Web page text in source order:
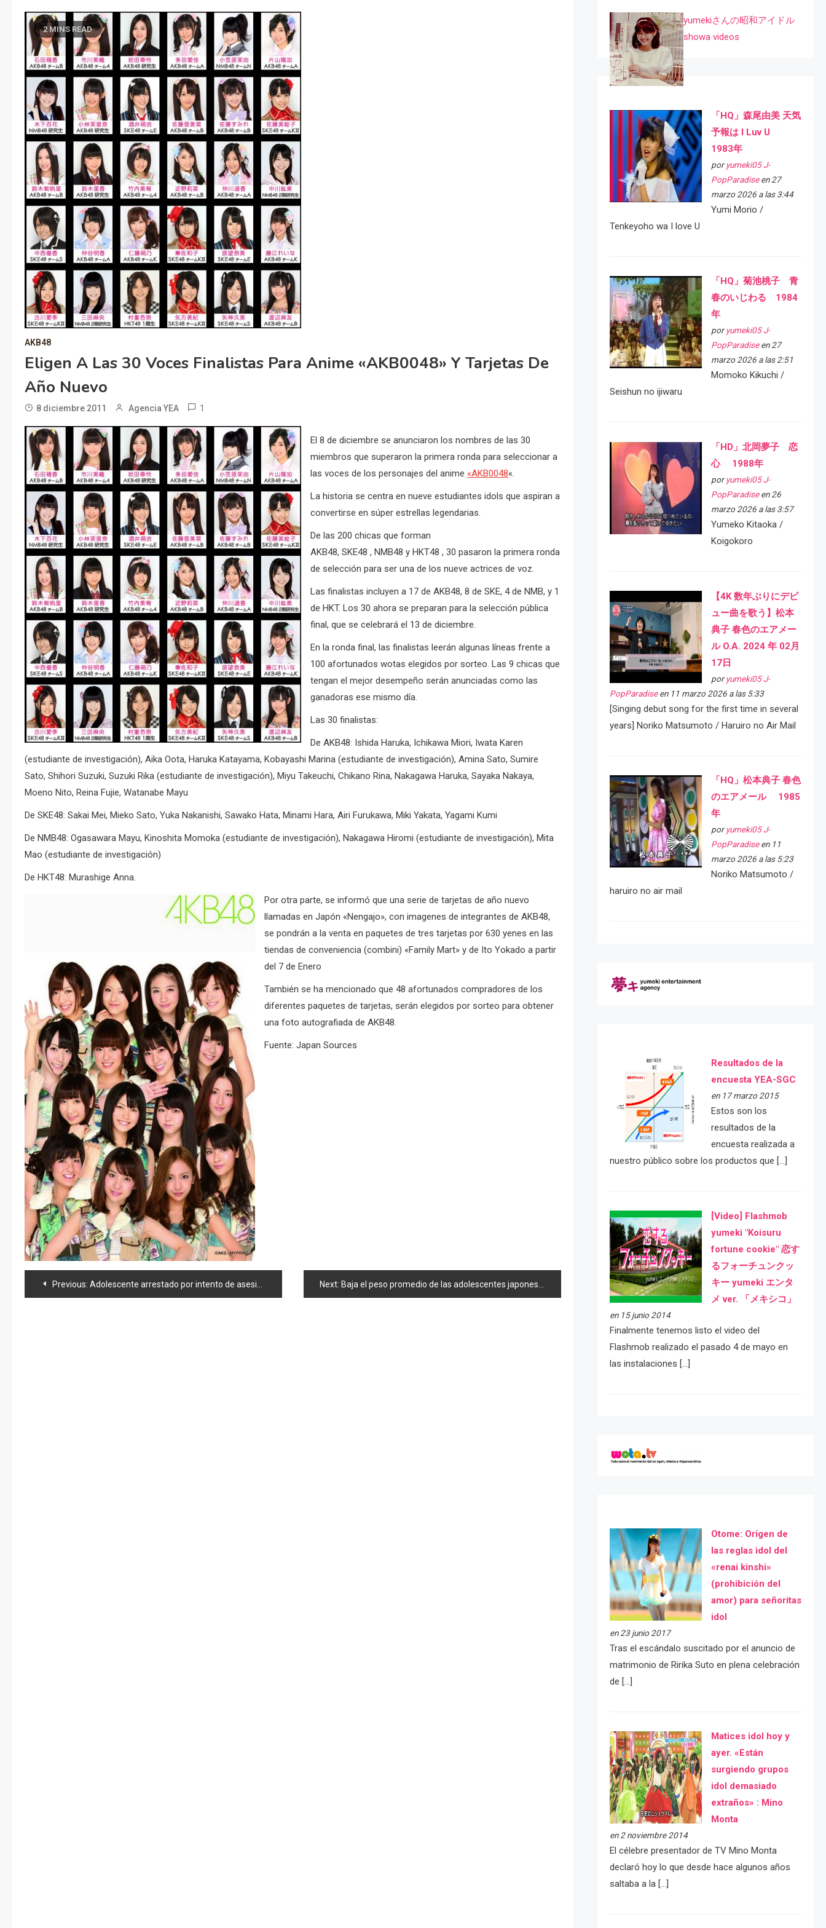
2 MINS READ
AKB48
Eligen A Las 30 Voces Finalistas Para Anime «AKB0048» Y Tarjetas De
Año Nuevo
8 diciembre 2011 Agencia YEA 1
El 8 de diciembre se anunciaron los nombres de las 30
miembros que superaron la primera ronda para seleccionar a
las voces de los personajes del anime «AKB0048«.
La historia se centra en nueve estudiantes idols que aspiran a
convertirse en súper estrellas legendarias.
De las 200 chicas que forman
AKB48, SKE48 , NMB48 y HKT48 , 30 pasaron la primera ronda
de selección para ser una de los nueve actrices de voz.
Las finalistas incluyen a 17 de AKB48, 8 de SKE, 4 de NMB, y 1
de HKT. Los 30 ahora se preparan para la selección pública
final, que se celebrará el 13 de diciembre.
En la ronda final, las finalistas leerán algunas líneas frente a
100 afortunados wotas elegidos por sorteo. Las 9 chicas que
tengan el mejor desempeño serán anunciadas como las
ganadoras ese mismo día.
Las 30 finalistas:
De AKB48: Ishida Haruka, Ichikawa Miori, Iwata Karen
(estudiante de investigación), Aika Oota, Haruka Katayama, Kobayashi Marina (estudiante de investigación), Amina Sato, Sumire
Sato, Shihori Suzuki, Suzuki Rika (estudiante de investigación), Miyu Takeuchi, Chikano Rina, Nakagawa Haruka, Sayaka Nakaya,
Moeno Nito, Reina Fujie, Watanabe Mayu
De SKE48: Sakai Mei, Mieko Sato, Yuka Nakanishi, Sawako Hata, Minami Hara, Airi Furukawa, Miki Yakata, Yagami Kumi
De NMB48: Ogasawara Mayu, Kinoshita Momoka (estudiante de investigación), Nakagawa Hiromi (estudiante de investigación), Mita
Mao (estudiante de investigación)
De HKT48: Murashige Anna.
Por otra parte, se informó que una serie de tarjetas de año nuevo
llamadas en Japón «Nengajo», con imagenes de integrantes de AKB48,
se pondrán a la venta en paquetes de tres tarjetas por 630 yenes en las
tiendas de conveniencia (combini) «Family Mart» y de Ito Yokado a partir
del 7 de Enero
También se ha mencionado que 48 afortunados compradores de los
diferentes paquetes de tarjetas, serán elegidos por sorteo para obtener
una foto autografiada de AKB48.
Fuente: Japan Sources
Navegación
Previous: Adolescente arrestado por intento de asesinato, abusaba de gatos Next: Baja el peso promedio de las adolescentes japonesas
yumekiさんの昭和アイドル
showa videos
「HQ」森尾由美 天気
予報は I Luv U
1983年
por yumeki05 J-
PopParadiseen 27
marzo 2026 a las 3:44
Yumi Morio /
Tenkeyoho wa I love U
「HQ」菊池桃子 青
春のいじわる 1984
年
por yumeki05 J-
PopParadiseen 27
marzo 2026 a las 2:51
Momoko Kikuchi /
Seishun no ijiwaru
「HD」北岡夢子 恋
心 1988年
por yumeki05 J-
PopParadiseen 26
marzo 2026 a las 3:57
Yumeko Kitaoka /
Koigokoro
【4K 数年ぶりにデビ
ュー曲を歌う】松本
典子 春色のエアメー
ル O.A. 2024 年 02月
17日
por yumeki05 J-
PopParadiseen 11 marzo 2026 a las 5:33
[Singing debut song for the first time in several
years] Noriko Matsumoto / Haruiro no Air Mail
「HQ」松本典子 春色
のエアメール 1985
年
por yumeki05 J-
PopParadiseen 11
marzo 2026 a las 5:23
Noriko Matsumoto /
haruiro no air mail
Resultados de la
encuesta YEA-SGC
en 17 marzo 2015
Estos son los
resultados de la
encuesta realizada a
nuestro público sobre los productos que […]
[Video] Flashmob
yumeki "Koisuru
fortune cookie" 恋す
るフォーチュンクッ
キー yumeki エンタ
メ ver. 「メキシコ」
en 15 junio 2014
Finalmente tenemos listo el video del
Flashmob realizado el pasado 4 de mayo en
las instalaciones […]
Otome: Orígen de
las reglas idol del
«renai kinshi»
(prohibición del
amor) para señoritas
idol
en 23 junio 2017
Tras el escándalo suscitado por el anuncio de
matrimonio de Ririka Suto en plena celebración
de […]
Matices idol hoy y
ayer. «Están
surgiendo grupos
idol demasiado
extraños» : Mino
Monta
en 2 noviembre 2014
El célebre presentador de TV Mino Monta
declaró hoy lo que desde hace algunos años
saltaba a la […]